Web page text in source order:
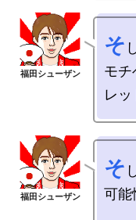
そ
モチ
そ
可能